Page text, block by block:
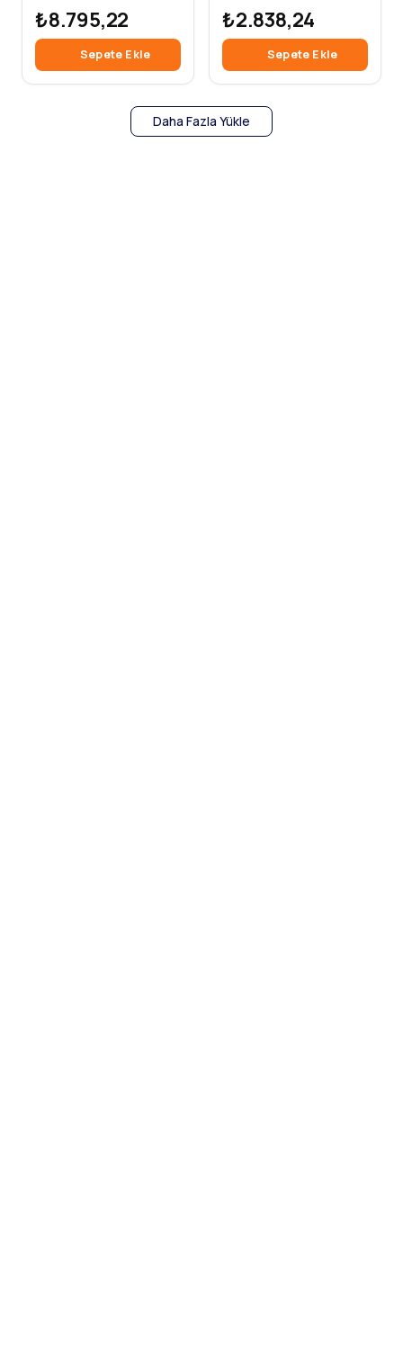
₺8.795,22
Sepete Ekle
₺2.838,24
Sepete Ekle
Daha Fazla Yükle